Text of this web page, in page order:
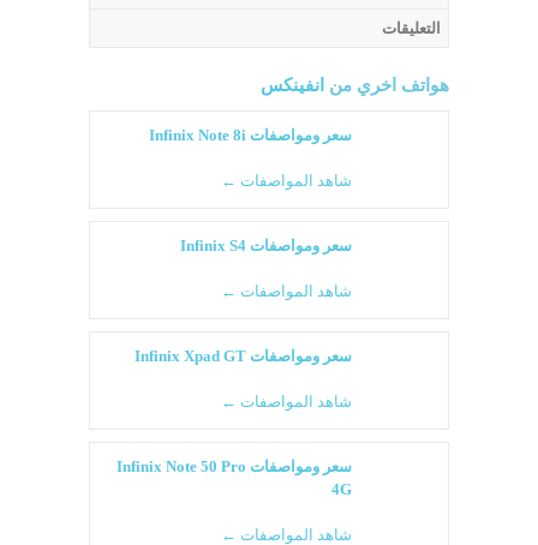
التعليقات
هواتف اخري من انفينكس
سعر ومواصفات Infinix Note 8i
شاهد المواصفات ←
سعر ومواصفات Infinix S4
شاهد المواصفات ←
سعر ومواصفات Infinix Xpad GT
شاهد المواصفات ←
سعر ومواصفات Infinix Note 50 Pro
4G
شاهد المواصفات ←